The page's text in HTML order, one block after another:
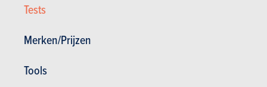
Tests
Merken/Prijzen
Tools